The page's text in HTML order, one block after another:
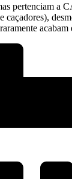
pertenciam a
caçadores),
acabam